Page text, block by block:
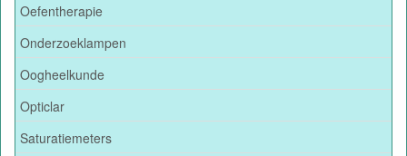
Oefentherapie
Onderzoeklampen
Oogheelkunde
Opticlar
Saturatiemeters